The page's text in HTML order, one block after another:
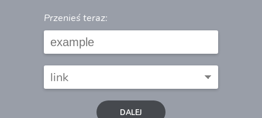
Przenieś teraz:
DALEJ